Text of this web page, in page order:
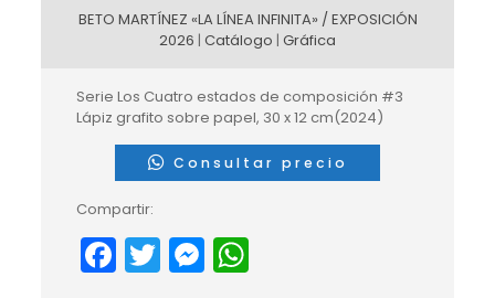
BETO MARTÍNEZ «LA LÍNEA INFINITA» / EXPOSICIÓN
2026 | Catálogo | Gráfica
Serie Los Cuatro estados de composición #3
Lápiz grafito sobre papel, 30 x 12 cm(2024)
Consultar precio
Compartir:
Facebook
TwitterMessenger
WhatsApp